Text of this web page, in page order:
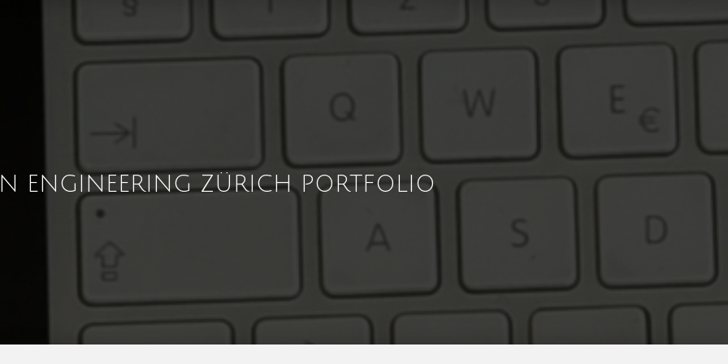
ENGINEERING ZÜRICH PORTFOLIO